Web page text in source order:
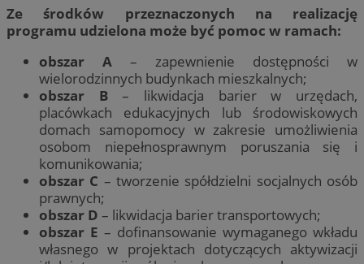
Ze środków przeznaczonych na realizację
programu udzielona może być pomoc w ramach:
obszar A – zapewnienie dostępności w
wielorodzinnych budynkach mieszkalnych;
obszar B– likwidacja barier w urzędach,
placówkach edukacyjnych lub środowiskowych
domach samopomocy w zakresie umożliwienia
osobom niepełnosprawnym poruszania się i
komunikowania;
obszar C – tworzenie spółdzielni socjalnych osób
prawnych;
obszar D – likwidacja barier transportowych;
obszar E – dofinansowanie wymaganego wkładu
własnego w projektach dotyczących aktywizacji